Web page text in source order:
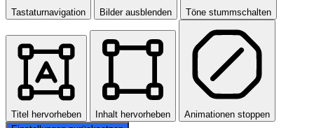
Tastaturnavigation Bilder ausblenden Töne stummschalten
Titel hervorheben Inhalt hervorheben
Animationen stoppen